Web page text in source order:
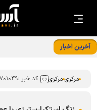
آخرین اخبار
مرکزی مرکزی کد خبر :۷۰۱۰۴۹